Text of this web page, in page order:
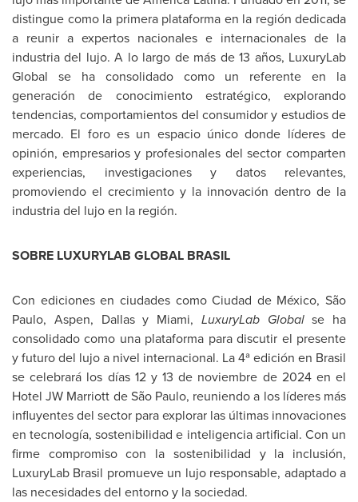
distingue como la primera plataforma en la región dedicada
a reunir a expertos nacionales e internacionales de la
industria del lujo. A lo largo de más de 13 años, LuxuryLab
Global se ha consolidado como un referente en la
generación de conocimiento estratégico, explorando
tendencias, comportamientos del consumidor y estudios de
mercado. El foro es un espacio único donde líderes de
opinión, empresarios y profesionales del sector comparten
experiencias, investigaciones y datos relevantes,
promoviendo el crecimiento y la innovación dentro de la
industria del lujo en la región.
SOBRE LUXURYLAB GLOBAL BRASIL
Con ediciones en ciudades como Ciudad de México, São
Paulo, Aspen, Dallasy Miami, LuxuryLab Globalse ha
consolidado como una plataforma para discutir el presente
y futuro del lujo a nivel internacional. La 4ª edición en Brasil
se celebrará los días 12 y 13 de noviembre de 2024 en el
Hotel JW Marriott de São Paulo, reuniendo a los líderes más
influyentes del sector para explorar las últimas innovaciones
en tecnología, sostenibilidad e inteligencia artificial. Con un
firme compromiso con la sostenibilidad y la inclusión,
LuxuryLab Brasil promueve un lujo responsable, adaptado a
las necesidades del entorno y la sociedad.